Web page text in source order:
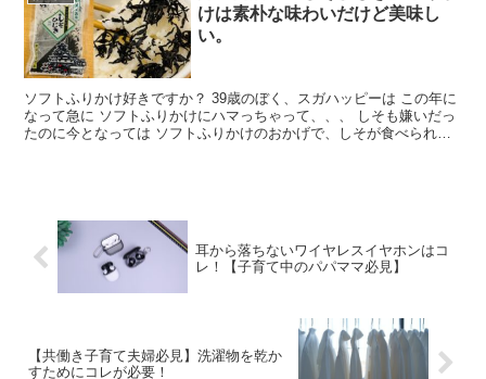
けは素朴な味わいだけど美味し
い。
ソフトふりかけ好きですか？ 39歳のぼく、スガハッピーは この年に
なって急に ソフトふりかけにハマっちゃって、、、 しそも嫌いだっ
たのに今となっては ソフトふりかけのおかげで、しそが食べられる
耳から落ちないワイヤレスイヤホンはコ
レ！【子育て中のパパママ必見】
【共働き子育て夫婦必見】洗濯物を乾か
すためにコレが必要！